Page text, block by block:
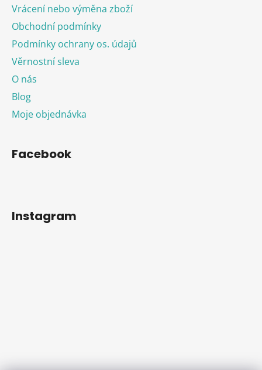
Vrácení nebo výměna zboží
Obchodní podmínky
Podmínky ochrany os. údajů
Věrnostní sleva
O nás
Blog
Moje objednávka
Facebook
Instagram